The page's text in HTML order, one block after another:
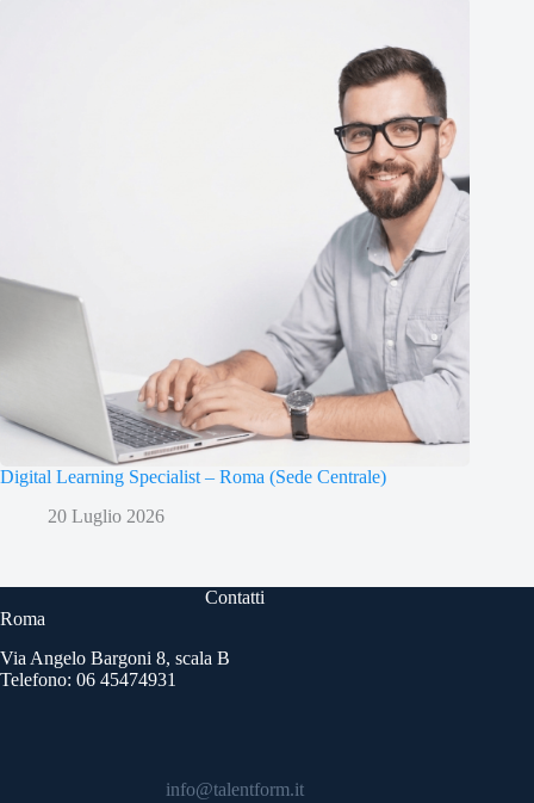
Digital Learning Specialist – Roma (Sede Centrale)
20 Luglio 2026
Contatti
Roma
Via Angelo Bargoni 8, scala B
Telefono: 06 45474931
info@talentform.it